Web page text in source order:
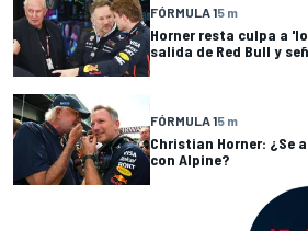
FÓRMULA 15 m
Horner resta culpa a
salida de Red Bull y
FÓRMULA 15 m
Christian Horner: ¿Se
con Alpine?